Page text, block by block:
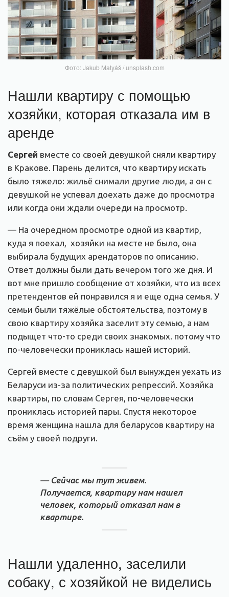
Фото: Jakub Matyáš / unsplash.com
Нашли квартиру с помощью
хозяйки, которая отказала им в
аренде
Сергей вместе со своей девушкой сняли квартиру
в Кракове. Парень делится, что квартиру искать
было тяжело: жильё снимали другие люди, а он с
девушкой не успевал доехать даже до просмотра
или когда они ждали очереди на просмотр.
— На очередном просмотре одной из квартир,
куда я поехал, хозяйки на месте не было, она
выбирала будущих арендаторов по описанию.
Ответ должны были дать вечером того же дня. И
вот мне пришло сообщение от хозяйки, что из всех
претендентов ей понравился я и еще одна семья. У
семьи были тяжёлые обстоятельства, поэтому в
свою квартиру хозяйка заселит эту семью, а нам
подыщет что-то среди своих знакомых. потому что
по-человечески прониклась нашей историй.
Сергей вместе с девушкой был вынужден уехать из
Беларуси из-за политических репрессий. Хозяйка
квартиры, по словам Сергея, по-человечески
прониклась историей пары. Спустя некоторое
время женщина нашла для беларусов квартиру на
съём у своей подруги.
— Сейчас мы тут живем.
Получается, квартиру нам нашел
человек, который отказал нам в
квартире.
Нашли удаленно, заселили
собаку, с хозяйкой не виделись